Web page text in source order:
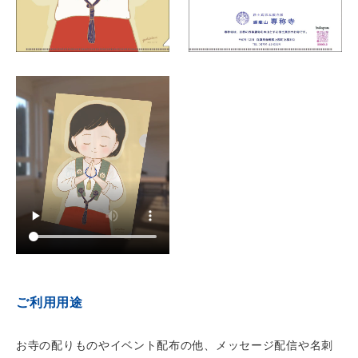
ご利用用途
お寺の配りものやイベント配布の他、メッセージ配信や名刺